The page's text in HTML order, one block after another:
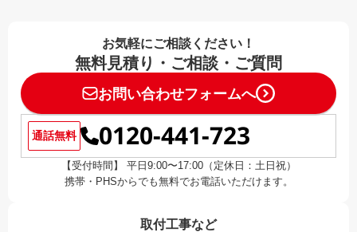
お気軽にご相談ください！
無料見積り・ご相談・ご質問
お問い合わせフォームへ
通話無料 0120-441-723
【受付時間】 平日9:00〜17:00（定休日：土日祝）
携帯・PHSからでも無料でお電話いただけます。
取付工事など